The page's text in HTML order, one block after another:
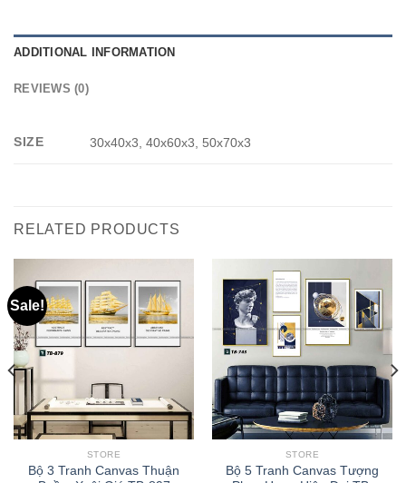
ADDITIONAL INFORMATION
REVIEWS (0)
SIZE 30x40x3, 40x60x3, 50x70x3
RELATED PRODUCTS
Sale!
STORE
Bộ 3 Tranh Canvas Thuận
STORE
Bộ 5 Tranh Canvas Tượng